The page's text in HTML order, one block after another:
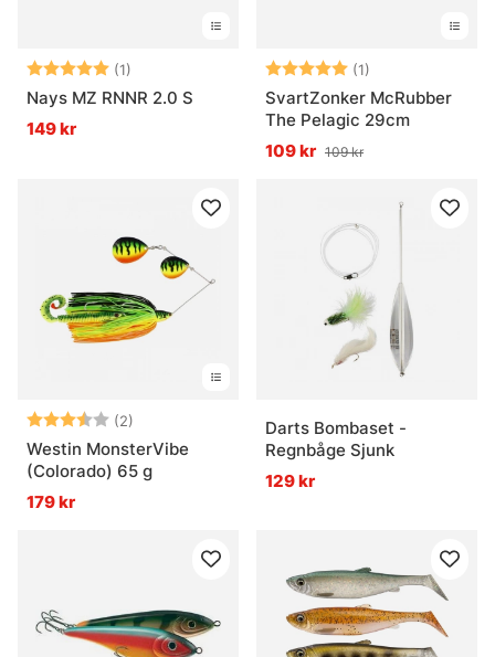
Betyg: (1)
5.0 utav 5 stjärnor
Nays MZ RNNR 2.0 S
149 kr
Betyg: (1)
SvartZonker McRubber
The Pelagic 29cm
109 kr 109 kr
Betyg: (2)
3.5 utav 5 stjärnor
Westin MonsterVibe
(Colorado) 65 g
179 kr
Darts Bombaset -
Regnbåge Sjunk
129 kr